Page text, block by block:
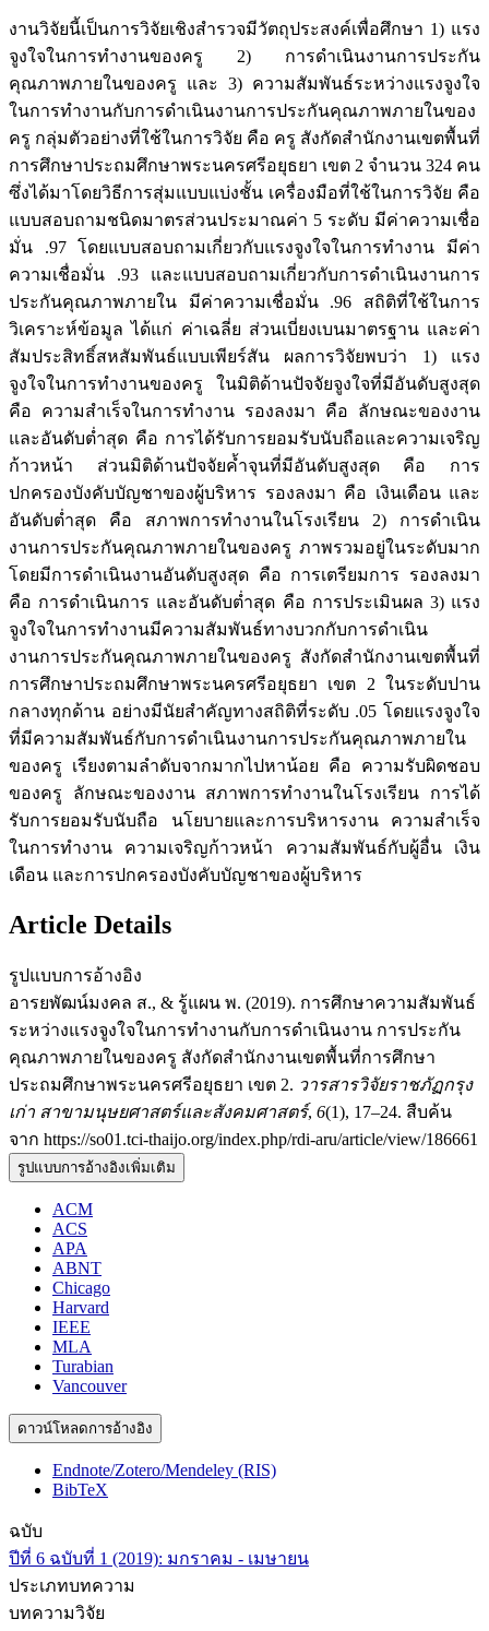
งานวิจัยนี้เป็นการวิจัยเชิงสำรวจมีวัตถุประสงค์เพื่อศึกษา 1) แรง
จูงใจในการทำงานของครู 2) การดำเนินงานการประกัน
คุณภาพภายในของครู และ 3) ความสัมพันธ์ระหว่างแรงจูงใจ
ในการทำงานกับการดำเนินงานการประกันคุณภาพภายในของ
ครู กลุ่มตัวอย่างที่ใช้ในการวิจัย คือ ครู สังกัดสำนักงานเขตพื้นที่
การศึกษาประถมศึกษาพระนครศรีอยุธยา เขต 2 จำนวน 324 คน
ซึ่งได้มาโดยวิธีการสุ่มแบบแบ่งชั้น เครื่องมือที่ใช้ในการวิจัย คือ
แบบสอบถามชนิดมาตรส่วนประมาณค่า 5 ระดับ มีค่าความเชื่อ
มั่น .97 โดยแบบสอบถามเกี่ยวกับแรงจูงใจในการทำงาน มีค่า
ความเชื่อมั่น .93 และแบบสอบถามเกี่ยวกับการดำเนินงานการ
ประกันคุณภาพภายใน มีค่าความเชื่อมั่น .96 สถิติที่ใช้ในการ
วิเคราะห์ข้อมูล ได้แก่ ค่าเฉลี่ย ส่วนเบี่ยงเบนมาตรฐาน และค่า
สัมประสิทธิ์สหสัมพันธ์แบบเพียร์สัน ผลการวิจัยพบว่า 1) แรง
จูงใจในการทำงานของครู ในมิติด้านปัจจัยจูงใจที่มีอันดับสูงสุด
คือ ความสำเร็จในการทำงาน รองลงมา คือ ลักษณะของงาน
และอันดับต่ำสุด คือ การได้รับการยอมรับนับถือและความเจริญ
ก้าวหน้า ส่วนมิติด้านปัจจัยค้ำจุนที่มีอันดับสูงสุด คือ การ
ปกครองบังคับบัญชาของผู้บริหาร รองลงมา คือ เงินเดือน และ
อันดับต่ำสุด คือ สภาพการทำงานในโรงเรียน 2) การดำเนิน
งานการประกันคุณภาพภายในของครู ภาพรวมอยู่ในระดับมาก
โดยมีการดำเนินงานอันดับสูงสุด คือ การเตรียมการ รองลงมา
คือ การดำเนินการ และอันดับต่ำสุด คือ การประเมินผล 3) แรง
จูงใจในการทำงานมีความสัมพันธ์ทางบวกกับการดำเนิน
งานการประกันคุณภาพภายในของครู สังกัดสำนักงานเขตพื้นที่
การศึกษาประถมศึกษาพระนครศรีอยุธยา เขต 2 ในระดับปาน
กลางทุกด้าน อย่างมีนัยสำคัญทางสถิติที่ระดับ .05 โดยแรงจูงใจ
ที่มีความสัมพันธ์กับการดำเนินงานการประกันคุณภาพภายใน
ของครู เรียงตามลำดับจากมากไปหาน้อย คือ ความรับผิดชอบ
ของครู ลักษณะของงาน สภาพการทำงานในโรงเรียน การได้
รับการยอมรับนับถือ นโยบายและการบริหารงาน ความสำเร็จ
ในการทำงาน ความเจริญก้าวหน้า ความสัมพันธ์กับผู้อื่น เงิน
เดือน และการปกครองบังคับบัญชาของผู้บริหาร
Article Details
รูปแบบการอ้างอิง
อารยพัฒน์มงคล ส., & รู้แผน พ. (2019). การศึกษาความสัมพันธ์
ระหว่างแรงจูงใจในการทำงานกับการดำเนินงาน การประกัน
คุณภาพภายในของครู สังกัดสำนักงานเขตพื้นที่การศึกษา
ประถมศึกษาพระนครศรีอยุธยา เขต 2. วารสารวิจัยราชภัฏกรุง
เก่า สาขามนุษยศาสตร์และสังคมศาสตร์, 6(1), 17–24. สืบค้น
จาก https://so01.tci-thaijo.org/index.php/rdi-aru/article/view/186661
รูปแบบการอ้างอิงเพิ่มเติม
ACM
ACS
APA
ABNT
Chicago
Harvard
IEEE
MLA
Turabian
Vancouver
ดาวน์โหลดการอ้างอิง
Endnote/Zotero/Mendeley (RIS)
BibTeX
ฉบับ
ปีที่ 6 ฉบับที่ 1 (2019): มกราคม - เมษายน
ประเภทบทความ
บทความวิจัย